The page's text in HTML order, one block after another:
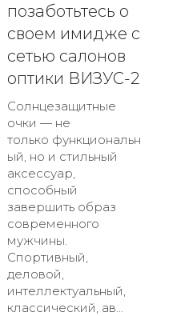
позаботьтесь о
своем имидже с
сетью салонов
оптики ВИЗУС-2
Солнцезащитные
очки — не
только функциональн
ый, но и стильный
аксессуар,
способный
завершить образ
современного
мужчины.
Спортивный,
деловой,
интеллектуальный,
классический, ав...